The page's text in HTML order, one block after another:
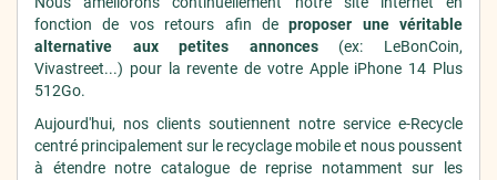
fonction de vos retours afin deproposer une véritable
alternative aux petites annonces(ex: LeBonCoin,
Vivastreet...) pour la revente de votre Apple iPhone 14 Plus
512Go.
Aujourd'hui, nos clients soutiennent notre service e-Recycle
centré principalement sur le recyclage mobile et nous poussent
à étendre notre catalogue de reprise notamment sur les